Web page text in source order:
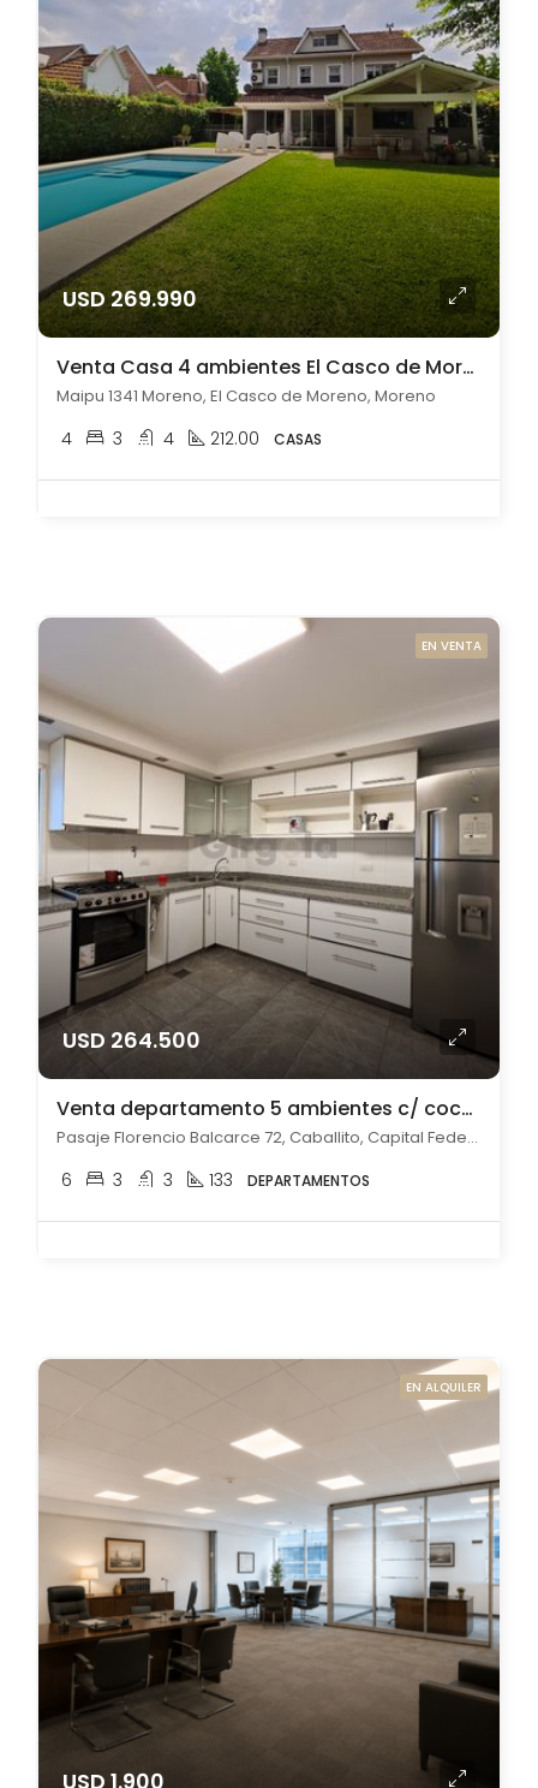
USD 269.990
Venta Casa 4 ambientes El Casco de Moreno
Maipu 1341 Moreno, El Casco de Moreno, Moreno
4 3 4 212.00 CASAS
EN VENTA
USD 264.500
Venta departamento 5 ambientes c/ cochera en Caballito
Pasaje Florencio Balcarce 72, Caballito, Capital Federal
6 3 3 133 DEPARTAMENTOS
EN ALQUILER
USD 1.900